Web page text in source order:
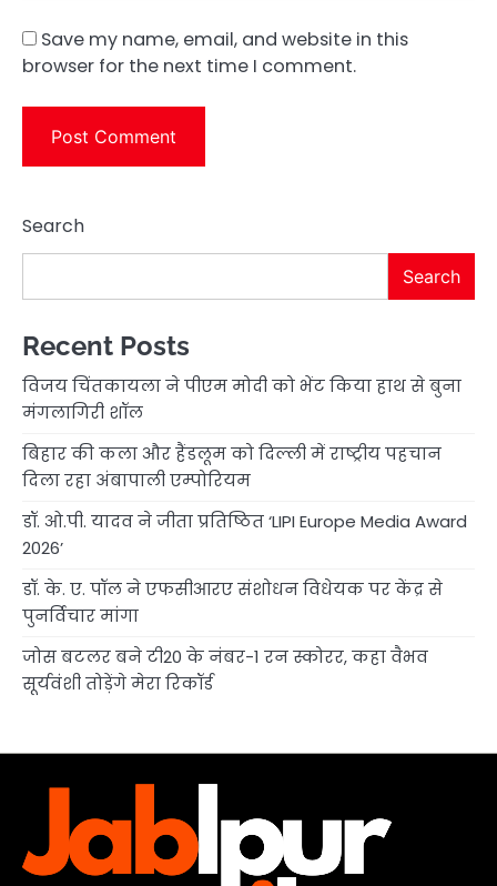
Save my name, email, and website in this
browser for the next time I comment.
Search
Search
Recent Posts
विजय चिंतकायला ने पीएम मोदी को भेंट किया हाथ से बुना
मंगलागिरी शॉल
बिहार की कला और हैंडलूम को दिल्ली में राष्ट्रीय पहचान
दिला रहा अंबापाली एम्पोरियम
डॉ. ओ.पी. यादव ने जीता प्रतिष्ठित ‘LIPI Europe Media Award
2026’
डॉ. के. ए. पॉल ने एफसीआरए संशोधन विधेयक पर केंद्र से
पुनर्विचार मांगा
जोस बटलर बने टी20 के नंबर-1 रन स्कोरर, कहा वैभव
सूर्यवंशी तोड़ेंगे मेरा रिकॉर्ड